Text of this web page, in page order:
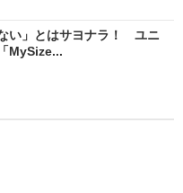
い」とはサヨナラ！ ユニ
MySize...